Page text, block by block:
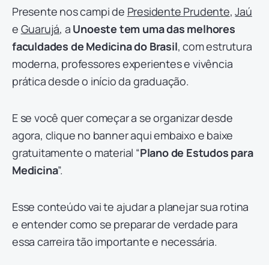
Presente nos campi de Presidente Prudente,Jaú
e Guarujá, a Unoeste tem uma das melhores
faculdades de Medicina do Brasil, com estrutura
moderna, professores experientes e vivência
prática desde o início da graduação.
E se você quer começar a se organizar desde
agora, clique no banner aqui embaixo e baixe
gratuitamente o material “Plano de Estudos para
Medicina”.
Esse conteúdo vai te ajudar a planejar sua rotina
e entender como se preparar de verdade para
essa carreira tão importante e necessária.